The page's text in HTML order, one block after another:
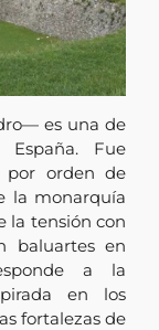
es una de
España. Fue
por orden de
la monarquía
la tensióncon
baluartes en
a la
en los
fortalezas de